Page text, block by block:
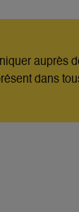
auprès
dans